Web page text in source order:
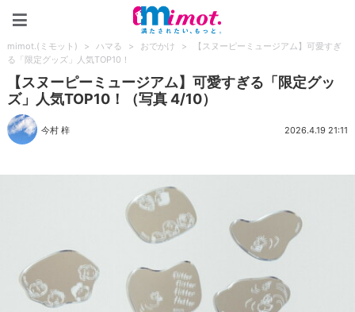
mimot.(ミモット) > ハマる > おでかけ >
【スヌーピーミュージアム】可愛すぎ
る「限定グッズ」人気TOP10！
【スヌーピーミュージアム】可愛すぎる「限定グッ
ズ」人気TOP10！（写真 4/10）
今村 梓 2026.4.19 21:11